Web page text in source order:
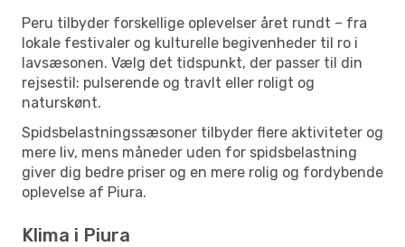
Peru tilbyder forskellige oplevelser året rundt – fra
lokale festivaler og kulturelle begivenheder til ro i
lavsæsonen. Vælg det tidspunkt, der passer til din
rejsestil: pulserende og travlt eller roligt og
naturskønt.
Spidsbelastningssæsoner tilbyder flere aktiviteter og
mere liv, mens måneder uden for spidsbelastning
giver dig bedre priser og en mere rolig og fordybende
oplevelse af Piura.
Klima i Piura